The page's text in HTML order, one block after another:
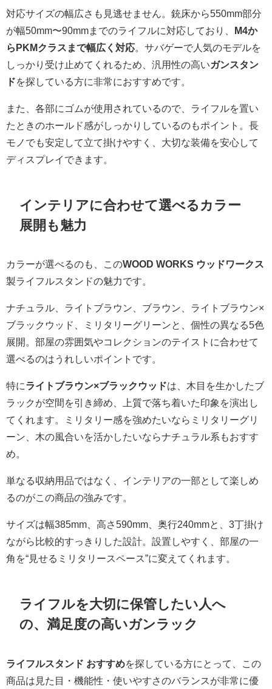
対応サイズの幅広さも見逃せません。銃床から550mm部分
が幅50mm〜90mmまでのライフルに対応しており、
M4か
らPKMクラスまで幅広く対応 。サバゲーで人気のモデルを
しっかり受け止めてくれるため、汎用性の高いガンスタン
ドを探している方に非常におすすめです。
また、各部にゴムが使用されているので、ライフルを置い
たときのホールド感がしっかりしているのもポイント。長
モノでも安定して立て掛けやすく、大切な装備を安心して
ディスプレイできます。
インテリアに合わせて選べるカラー
展開も魅力
カラーが選べるのも、このWOOD WORKS ウッドワークス
製ライフルスタンドの魅力です。
ナチュラル、ライトブラウン、ブラウン、ライトブラウン×
ブラックウッド、ミリタリーグリーンと、個性の異なる5色
展開。部屋の雰囲気やコレクションのテイストに合わせて
選べるのはうれしいポイントです。
特にライトブラウン×ブラックウッドは、木目を生かしたブ
ラックが空間を引き締め、上質で落ち着いた印象を演出し
てくれます。ミリタリー感を強めたいならミリタリーグリ
ーン、木の風合いを活かしたいならナチュラル系もおすす
め。
単なる収納用品ではなく、インテリアの一部として楽しめ
るのがこの商品の強みです。
サイズは幅385mm、高さ590mm、奥行240mmと、3丁掛け
ながら比較的すっきりした設計。設置しやすく、部屋の一
角を“見せるミリタリースペース”に変えてくれます。
ライフルを大切に保管したい人へ
の、満足度の高いガンラック
ライフルスタンド おすすめを探している方にとって、この
商品は見た目・機能性・使いやすさのバランスが非常に優